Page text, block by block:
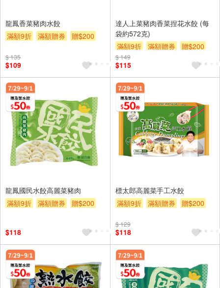
龍鳳香菜豬肉水餃
滿額9折
滿額贈券 贈$200
$ 135
$109
達人上菜豬肉香菜捏花水餃 (每
袋約572克)
滿額9折
滿額贈券 贈$200
$ 149
$115
龍鳳國民水餃高麗菜豬肉
滿額9折
滿額贈券 贈$200
$118
標太郎高麗菜手工水餃
滿額9折
滿額贈券 贈$200
$ 129
$118